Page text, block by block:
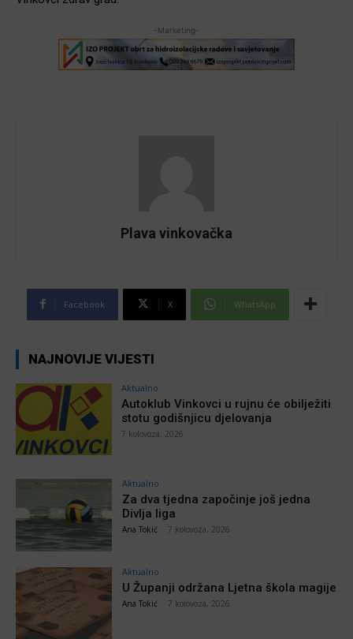
-Marketing-
Plava vinkovačka
Facebook X WhatsApp
NAJNOVIJE VIJESTI
Aktualno
Autoklub Vinkovci u rujnu će obilježiti
stotu godišnjicu djelovanja
7 kolovoza, 2026
Aktualno
Za dva tjedna započinje još jedna
Divlja liga
Ana Tokić 7 kolovoza, 2026
Aktualno
U Županji održana Ljetna škola magije
Ana Tokić 7 kolovoza, 2026